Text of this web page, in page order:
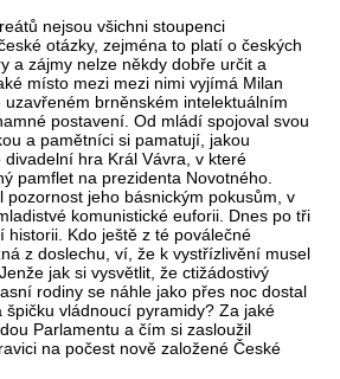
nejsou všichni stoupenci
otázky, zejména to platí o českých
a zájmy nelze někdy dobře určit a
místo mezi mezi nimi vyjímá Milan
brněnském intelektuálním
postavení. Od mládí spojoval svou
a pamětníci si pamatují, jakou
hra Král Vávra, v které
pamflet na prezidenta Novotného.
pozornost jeho básnickým pokusům, v
komunistické euforii. Dnes po tři
historii. Kdo ještě z té poválečné
z doslechu, ví, že k vystřízlivění musel
jak si vysvětlit, že ctižádostivý
rodiny se náhle jako přes noc dostal
vládnoucí pyramidy? Za jaké
Parlamentu a čím si zasloužil
na počest nově založené České